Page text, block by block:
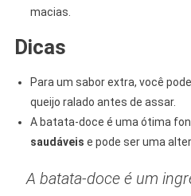
macias.
Dicas
Para um sabor extra, você
queijo ralado antes de assar.
A batata-doce é uma ótima
saudáveis e pode ser uma
A batata-doce é um